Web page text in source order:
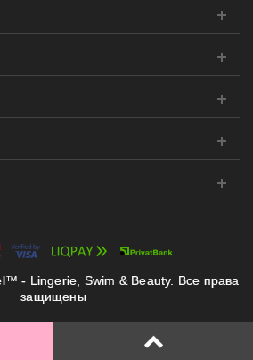
- Lingerie, Swim & Beauty. Все права
защищены